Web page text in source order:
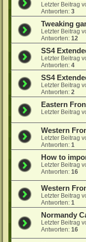
Letzter Beitrag
Antworten:3
Tweaking
Letzter Beitrag
Antworten:12
SS4
Letzter Beitrag
Antworten:4
SS4
Letzter Beitrag
Antworten:2
Eastern
Letzter Beitrag
Western
Letzter Beitrag
Antworten:1
How to
Letzter Beitrag
Antworten:16
Western
Letzter Beitrag
Antworten:1
Normandy
Letzter Beitrag
Antworten:16